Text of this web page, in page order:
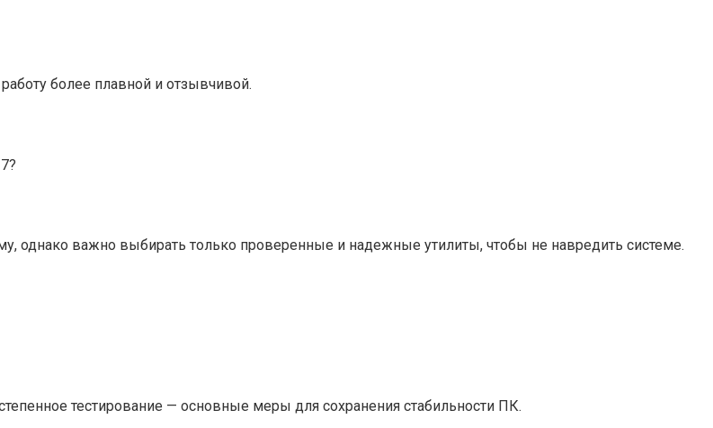
более плавной и отзывчивой.
однако важно выбирать только проверенные и надежные утилиты, чтобы не навредить системе.
тестирование — основные меры для сохранения стабильности ПК.